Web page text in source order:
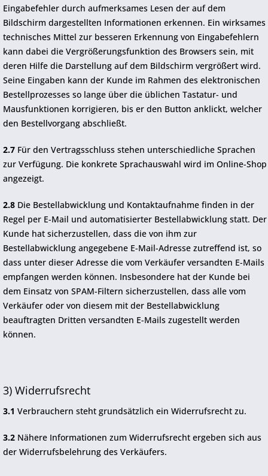
Eingabefehler durch aufmerksames Lesen der auf dem
Bildschirm dargestellten Informationen erkennen. Ein wirksames
technisches Mittel zur besseren Erkennung von Eingabefehlern
kann dabei die Vergrößerungsfunktion des Browsers sein, mit
deren Hilfe die Darstellung auf dem Bildschirm vergrößert wird.
Seine Eingaben kann der Kunde im Rahmen des elektronischen
Bestellprozesses so lange über die üblichen Tastatur- und
Mausfunktionen korrigieren, bis er den Button anklickt, welcher
den Bestellvorgang abschließt.
2.7 Für den Vertragsschluss stehen unterschiedliche Sprachen
zur Verfügung. Die konkrete Sprachauswahl wird im Online-Shop
angezeigt.
2.8 Die Bestellabwicklung und Kontaktaufnahme finden in der
Regel per E-Mail und automatisierter Bestellabwicklung statt. Der
Kunde hat sicherzustellen, dass die von ihm zur
Bestellabwicklung angegebene E-Mail-Adresse zutreffend ist, so
dass unter dieser Adresse die vom Verkäufer versandten E-Mails
empfangen werden können. Insbesondere hat der Kunde bei
dem Einsatz von SPAM-Filtern sicherzustellen, dass alle vom
Verkäufer oder von diesem mit der Bestellabwicklung
beauftragten Dritten versandten E-Mails zugestellt werden
können.
3) Widerrufsrecht
3.1 Verbrauchern steht grundsätzlich ein Widerrufsrecht zu.
3.2 Nähere Informationen zum Widerrufsrecht ergeben sich aus
der Widerrufsbelehrung des Verkäufers.